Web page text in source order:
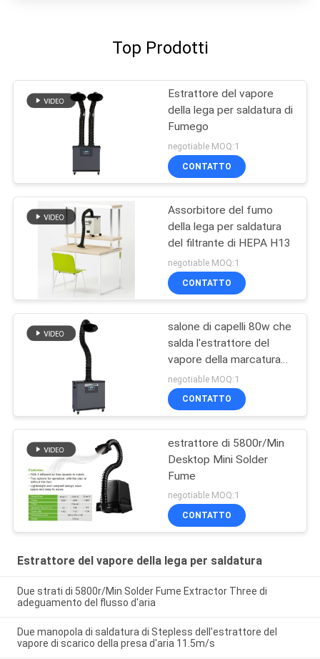
Top Prodotti
Estrattore del vapore
della lega per saldatura di
Fumego
negotiable MOQ:1
CONTATTO
Assorbitore del fumo
della lega per saldatura
del filtrante di HEPA H13
negotiable MOQ:1
CONTATTO
salone di capelli 80w che
salda l'estrattore del
vapore della marcatura
del laser
negotiable MOQ:1
CONTATTO
estrattore di 5800r/Min
Desktop Mini Solder
Fume
negotiable MOQ:1
CONTATTO
Estrattore del vapore della lega per saldatura
Due strati di 5800r/Min Solder Fume Extractor Three di
adeguamento del flusso d'aria
Due manopola di saldatura di Stepless dell'estrattore del
vapore di scarico della presa d'aria 11.5m/s